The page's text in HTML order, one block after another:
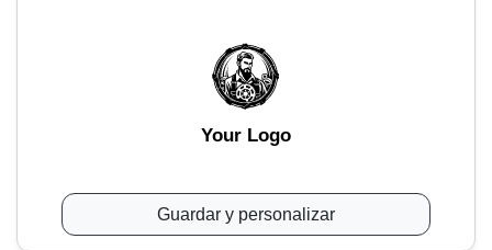
Your Logo
Guardar y personalizar